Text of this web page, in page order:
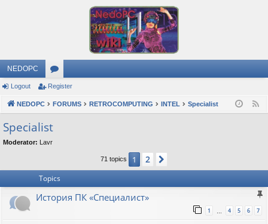
NEDOPC
or
u
m
s
Logout Register
NEDOPC FORUMS RETROCOMPUTING INTEL Specialist
Specialist
Moderator: Lavr
71 topics 1 2
Topics
История ПК «Специалист»
1 … 4 5 6 7